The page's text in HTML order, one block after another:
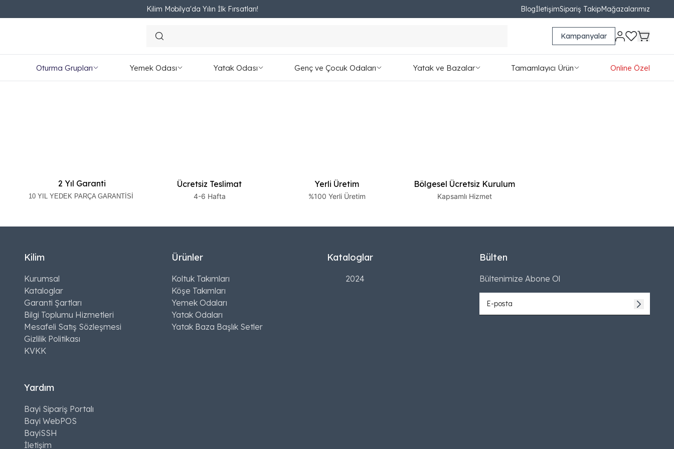
Kilim Mobilya'da Yılın İlk Fırsatları! BlogİletişimSipariş TakipMağazalarımız
Kampanyalar
Oturma Grupları Yemek Odası Yatak Odası Genç ve Çocuk Odaları Yatak ve Bazalar Tamamlayıcı Ürün Online Özel
2 Yıl Garanti
10 YIL YEDEK PARÇA GARANTİSİ
Ücretsiz Teslimat
4-6 Hafta
Yerli Üretim
%100 Yerli Üretim
Bölgesel Ücretsiz Kurulum
Kapsamlı Hizmet
Kilim
Kurumsal
Kataloglar
Garanti Şartları
Bilgi Toplumu Hizmetleri
Mesafeli Satış Sözleşmesi
Gizlilik Politikası
KVKK
Ürünler
Koltuk Takımları
Köşe Takımları
Yemek Odaları
Yatak Odaları
Yatak Baza Başlık Setler
Yardım
Bayi Sipariş Portalı
Bayi WebPOS
BayiSSH
İletişim
Kataloglar
2024
Bülten
Bültenimize Abone Ol